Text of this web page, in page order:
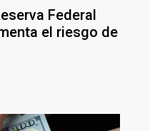
Federal
el riesgo de